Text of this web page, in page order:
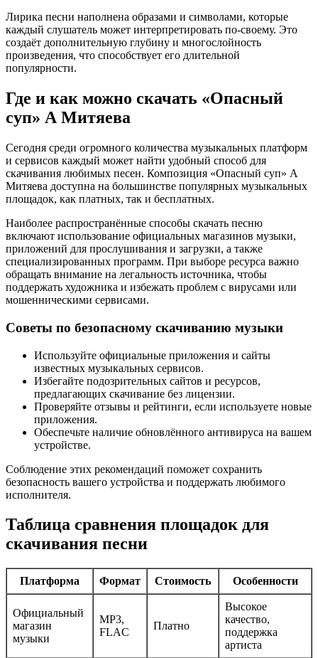
Лирика песни наполнена образами и символами, которые
каждый слушатель может интерпретировать по-своему. Это
создаёт дополнительную глубину и многослойность
произведения, что способствует его длительной
популярности.
Где и как можно скачать «Опасный
суп» А Митяева
Сегодня среди огромного количества музыкальных платформ
и сервисов каждый может найти удобный способ для
скачивания любимых песен. Композиция «Опасный суп» А
Митяева доступна на большинстве популярных музыкальных
площадок, как платных, так и бесплатных.
Наиболее распространённые способы скачать песню
включают использование официальных магазинов музыки,
приложений для прослушивания и загрузки, а также
специализированных программ. При выборе ресурса важно
обращать внимание на легальность источника, чтобы
поддержать художника и избежать проблем с вирусами или
мошенническими сервисами.
Советы по безопасному скачиванию музыки
Используйте официальные приложения и сайты
известных музыкальных сервисов.
Избегайте подозрительных сайтов и ресурсов,
предлагающих скачивание без лицензии.
Проверяйте отзывы и рейтинги, если используете новые
приложения.
Обеспечьте наличие обновлённого антивируса на вашем
устройстве.
Соблюдение этих рекомендаций поможет сохранить
безопасность вашего устройства и поддержать любимого
исполнителя.
Таблица сравнения площадок для
скачивания песни
Платформа Формат Стоимость Особенности
Официальный
магазин
музыки
MP3,
FLAC
Платно
Высокое
качество,
поддержка
артиста